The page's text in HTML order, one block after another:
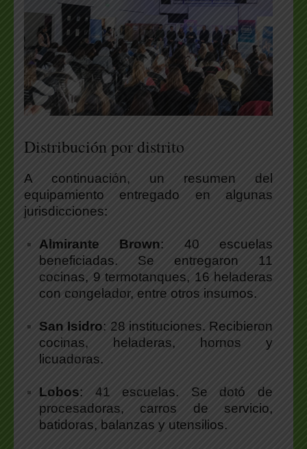
Distribución por distrito
A continuación, un resumen del
equipamiento entregado en algunas
jurisdicciones:
Almirante Brown: 40 escuelas
beneficiadas. Se entregaron 11
cocinas, 9 termotanques, 16 heladeras
con congelador, entre otros insumos.
San Isidro: 28 instituciones. Recibieron
cocinas, heladeras, hornos y
licuadoras.
Lobos: 41 escuelas. Se dotó de
procesadoras, carros de servicio,
batidoras, balanzas y utensilios.